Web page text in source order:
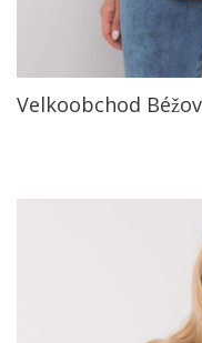
Velkoobchod